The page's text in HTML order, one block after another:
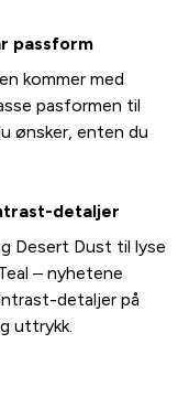
passform
kommer med
pasformen til
ønsker, enten du
detaljer
Desert Dust til lyse
– nyhetene
detaljer på
uttrykk.